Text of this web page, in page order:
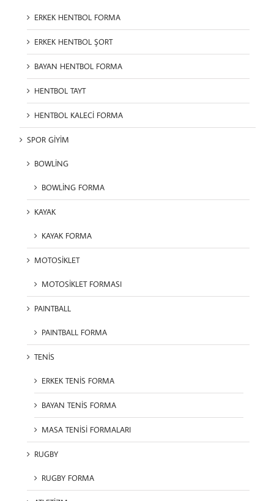
ERKEK HENTBOL FORMA
ERKEK HENTBOL ŞORT
BAYAN HENTBOL FORMA
HENTBOL TAYT
HENTBOL KALECİ FORMA
SPOR GİYİM
BOWLİNG
BOWLİNG FORMA
KAYAK
KAYAK FORMA
MOTOSİKLET
MOTOSİKLET FORMASI
PAINTBALL
PAINTBALL FORMA
TENİS
ERKEK TENİS FORMA
BAYAN TENİS FORMA
MASA TENİSİ FORMALARI
RUGBY
RUGBY FORMA